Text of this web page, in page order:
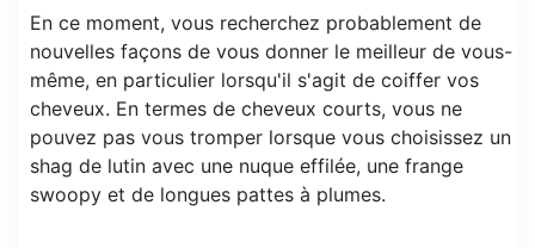
En ce moment, vous recherchez probablement de
nouvelles façons de vous donner le meilleur de vous-
même, en particulier lorsqu'il s'agit de coiffer vos
cheveux. En termes de cheveux courts, vous ne
pouvez pas vous tromper lorsque vous choisissez un
shag de lutin avec une nuque effilée, une frange
swoopy et de longues pattes à plumes.